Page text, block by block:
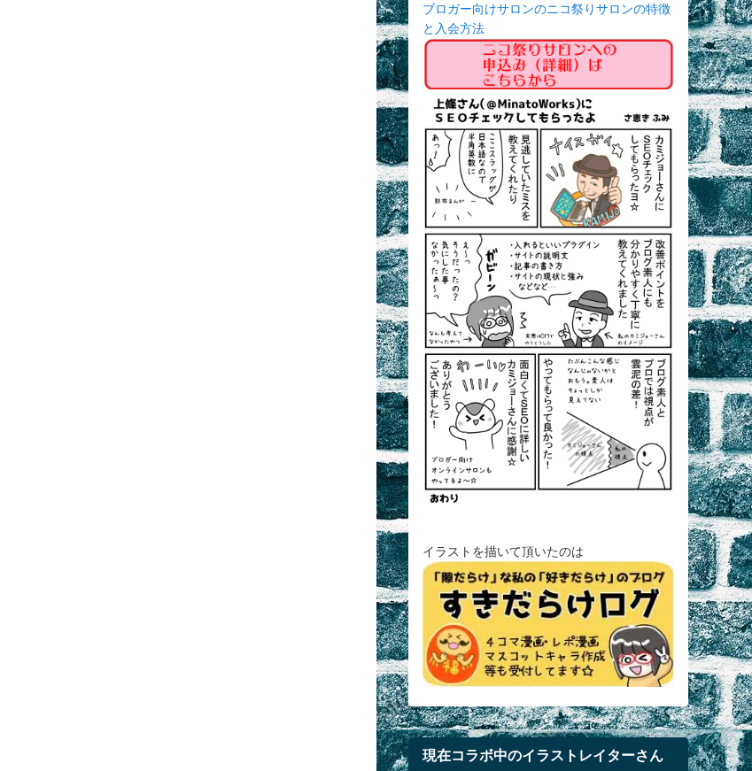
ブロガー向けサロンのニコ祭りサロンの特徴
と入会方法
イラストを描いて頂いたのは
現在コラボ中のイラストレイターさん